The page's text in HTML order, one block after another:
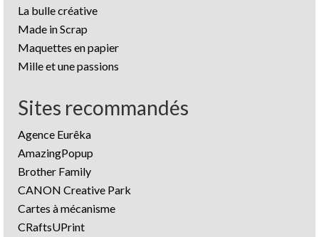
La bulle créative
Made in Scrap
Maquettes en papier
Mille et une passions
Sites recommandés
Agence Eurêka
AmazingPopup
Brother Family
CANON Creative Park
Cartes à mécanisme
CRaftsUPrint